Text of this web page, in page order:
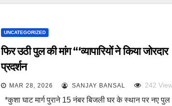
UNCATEGORIZED
फिर उठी पुल की मांग “‘व्यापारियों ने किया जोरदार
प्रदर्शन
MAR 28, 2026 SANJAY BANSAL 242
*कुशा घाट मार्ग पुराने 15 नंबर बिजली घर के स्थान पर नए पुल